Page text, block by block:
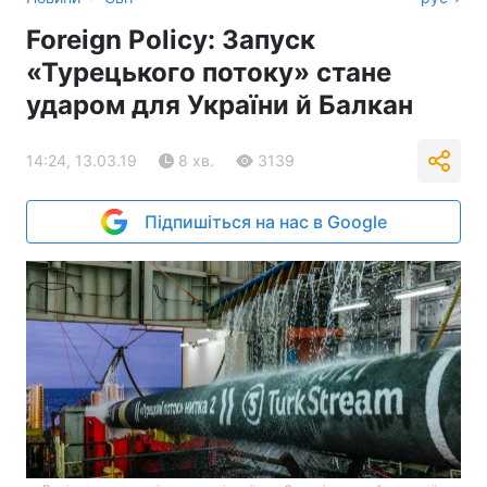
Foreign Policy: Запуск
«Турецького потоку» стане
ударом для України й Балкан
14:24, 13.03.19 8 хв. 3139
Підпишіться на нас в Google